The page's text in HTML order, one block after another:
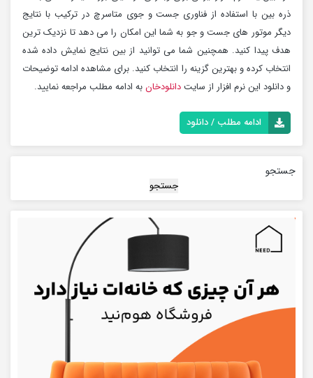
ذره بین با استفاده از فناوری جست و جوی متاسرچ در ترکیب با نتایج
دیگر موتور های جست و جو به شما این امکان را می دهد تا نزدیک ترین
هدف پیدا کنید. همچنین شما می توانید از بین نتایج نمایش داده شده
انتخاب کرده و بهترین گزینه را انتخاب کنید. برای مشاهده ادامه توضیحات
و دانلود این نرم افزار از سایتدانلودخانبه ادامه مطلب مراجعه نمایید.
ادامه مطلب / دانلود
جستجو
جستجو